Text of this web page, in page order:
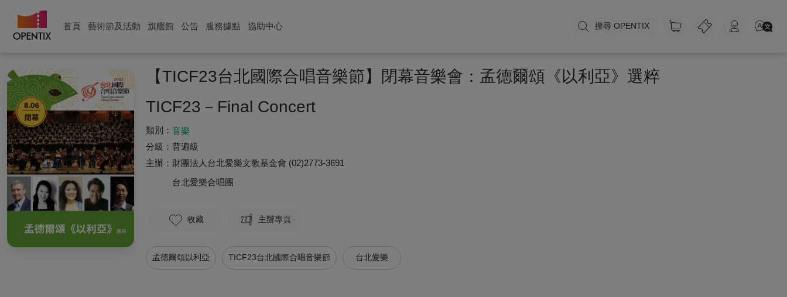
首頁 藝術節及活動 旗艦館 公告 服務據點 協助中心 搜尋 OPENTIX
【TICF23台北國際合唱音樂節】閉幕音樂會：孟德爾頌《以利亞》選粹
TICF23－Final Concert
類別： 音樂
分級： 普遍級
主辦： 財團法人台北愛樂文教基金會 (02)2773-3691
台北愛樂合唱團
收藏 主辦專頁
孟德爾頌以利亞 TICF23台北國際合唱音樂節 台北愛樂